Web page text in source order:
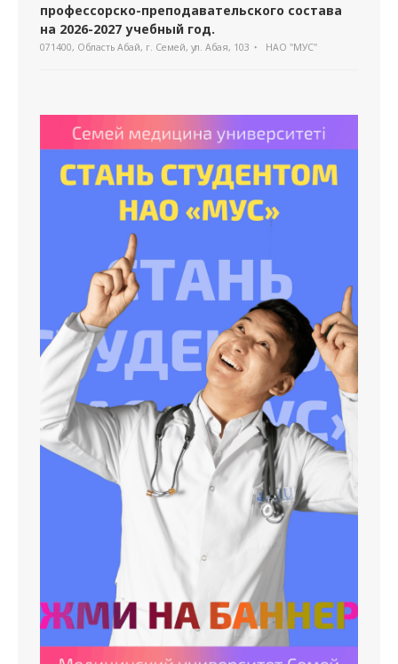
профессорско-преподавательского состава
на 2026-2027 учебный год.
071400, Область Абай, г. Семей, ул. Абая, 103 НАО "МУС"